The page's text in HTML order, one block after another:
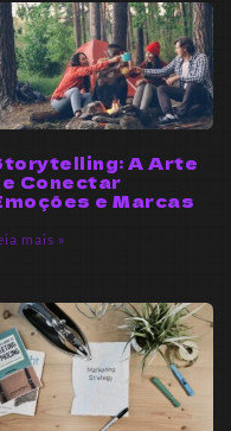
A Arte
Conectar
e Marcas
mais »